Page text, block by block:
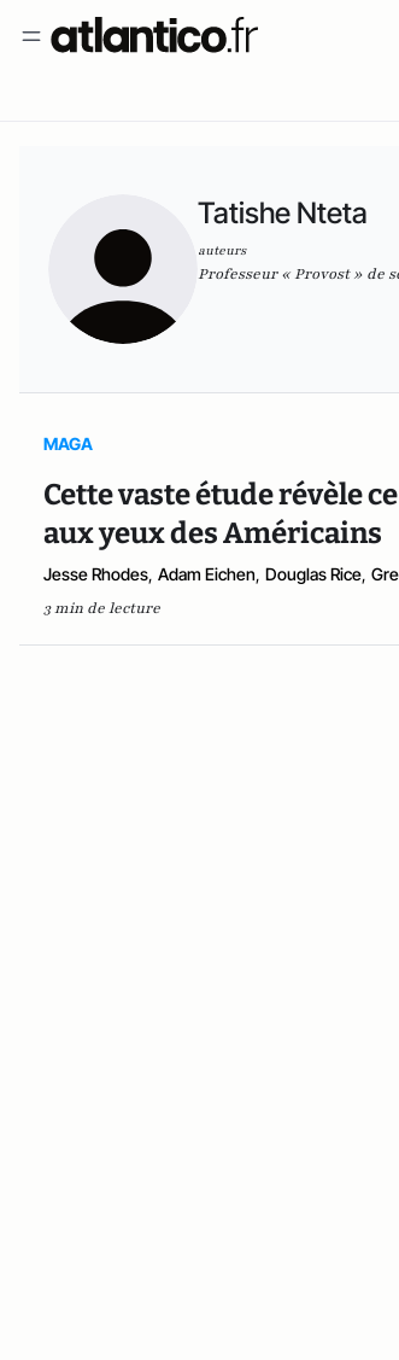
Tatishe Nteta
auteurs
Professeur « Provost » de
MAGA
Cette vaste étude révèle
aux yeux des Américains
Jesse Rhodes, Adam Eichen, Douglas Rice,
3 min de lecture